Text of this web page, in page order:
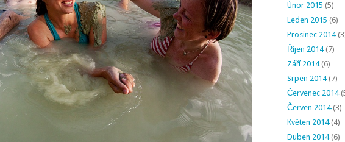
Únor 2015 (5)
Leden 2015 (6)
Prosinec 2014
Říjen 2014(7)
Září 2014(6)
Srpen 2014(7)
Červenec 2014
Červen 2014(3)
Květen 2014(4)
Duben 2014(6)